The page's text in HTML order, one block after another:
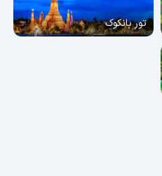
تور بانکوک